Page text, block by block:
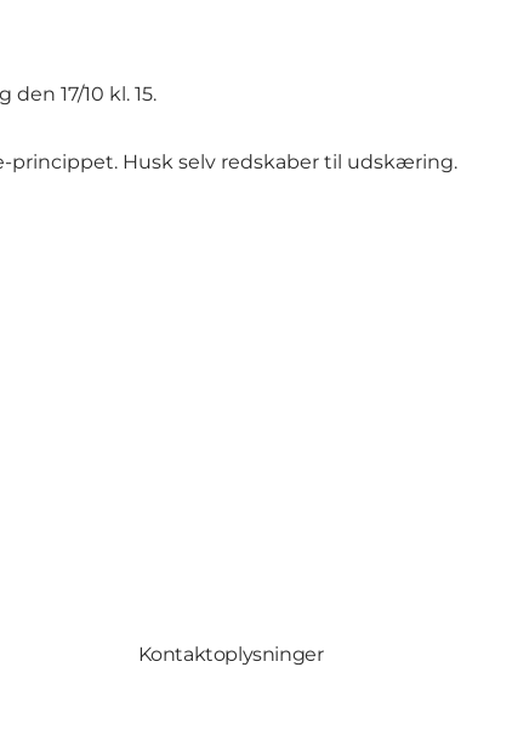
17/10 kl. 15.
princippet. Husk selv redskaber til udskæring.
Kontaktoplysninger